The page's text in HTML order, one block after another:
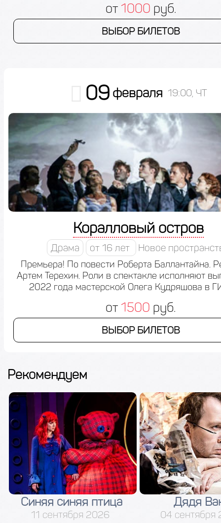
от 1000 руб.
ВЫБОР БИЛЕТОВ
09 февраля 19:00, ЧТ
Коралловый остров
Драма от 16 лет Новое
Премьера! По повести Роберта Баллантайна.
Артем Терехин. Роли в спектакле исполняют
2022 года мастерской Олега Кудряшова в
от 1500 руб.
ВЫБОР БИЛЕТОВ
Рекомендуем
Синяя синяя птица
11 сентября 2026
Дядя
04 сентября